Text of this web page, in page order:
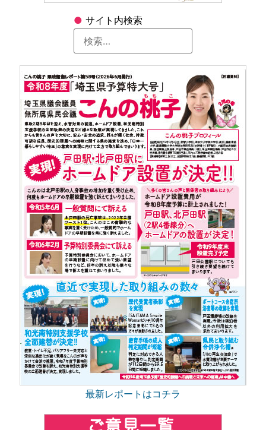
● サイト内検索
最新レポートはコチラ